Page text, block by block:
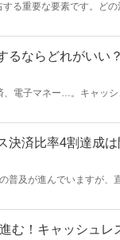
る重要な要素です。ど
はじめとする各種決済
るならどれがいい
、電子マネー…。キャッ
決済比率4割達成
普及が進んでいますが
この記事では、各種調
む！キャッシュレ